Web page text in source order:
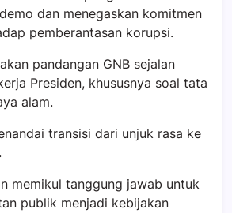
dan menegaskan komitmen
pemberantasan korupsi.
pandangan GNB sejalan
Presiden, khususnya soal tata
alam.
transisi dari unjuk rasa ke
memikul tanggung jawab untuk
publik menjadi kebijakan